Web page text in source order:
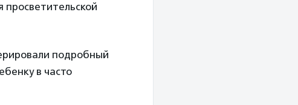
подробный
в часто